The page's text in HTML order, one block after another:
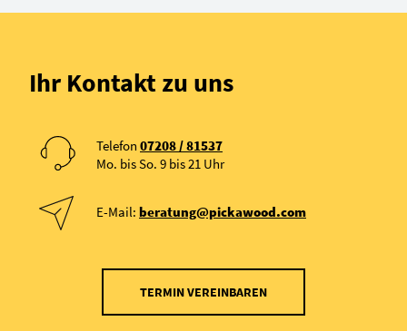
Ihr Kontakt zu uns
Telefon 07208 / 81537
Mo. bis So. 9 bis 21 Uhr
E-Mail: beratung@pickawood.com
TERMIN VEREINBAREN